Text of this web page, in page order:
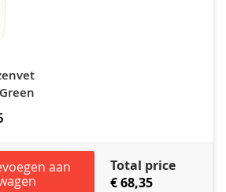
aan
Total price
€ 68,35